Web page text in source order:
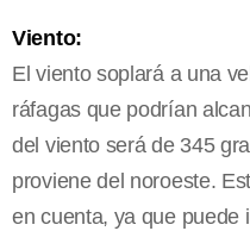
Viento:
El viento soplará a una
ráfagas que podrían
del viento será de 345
proviene del noroeste.
en cuenta, ya que puede